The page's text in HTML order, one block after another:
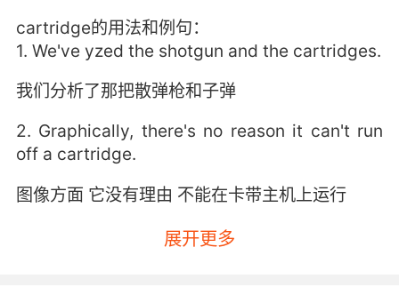
cartridge的用法和例句：
1. We've yzed the shotgun and the cartridges.
我们分析了那把散弹枪和子弹
2. Graphically, there's no reason it can't run
off a cartridge.
图像方面 它没有理由 不能在卡带主机上运行
3. Needed an ink cartridge and I know where
展开更多